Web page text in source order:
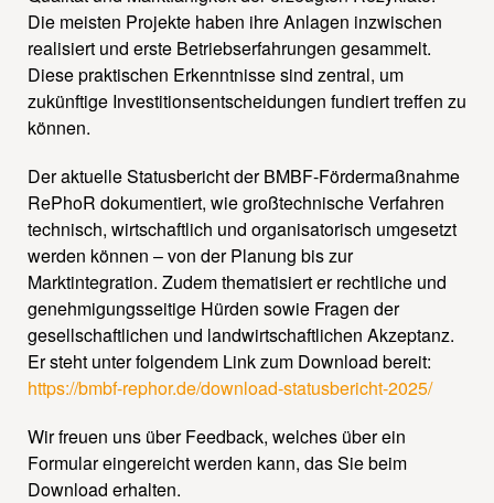
Die meisten Projekte haben ihre Anlagen inzwischen
realisiert und erste Betriebserfahrungen gesammelt.
Diese praktischen Erkenntnisse sind zentral, um
zukünftige Investitionsentscheidungen fundiert treffen zu
können.
Der aktuelle Statusbericht der BMBF-Fördermaßnahme
RePhoR dokumentiert, wie großtechnische Verfahren
technisch, wirtschaftlich und organisatorisch umgesetzt
werden können – von der Planung bis zur
Marktintegration. Zudem thematisiert er rechtliche und
genehmigungsseitige Hürden sowie Fragen der
gesellschaftlichen und landwirtschaftlichen Akzeptanz.
Er steht unter folgendem Link zum Download bereit:
https://bmbf-rephor.de/download-statusbericht-2025/
Wir freuen uns über Feedback, welches über ein
Formular eingereicht werden kann, das Sie beim
Download erhalten.